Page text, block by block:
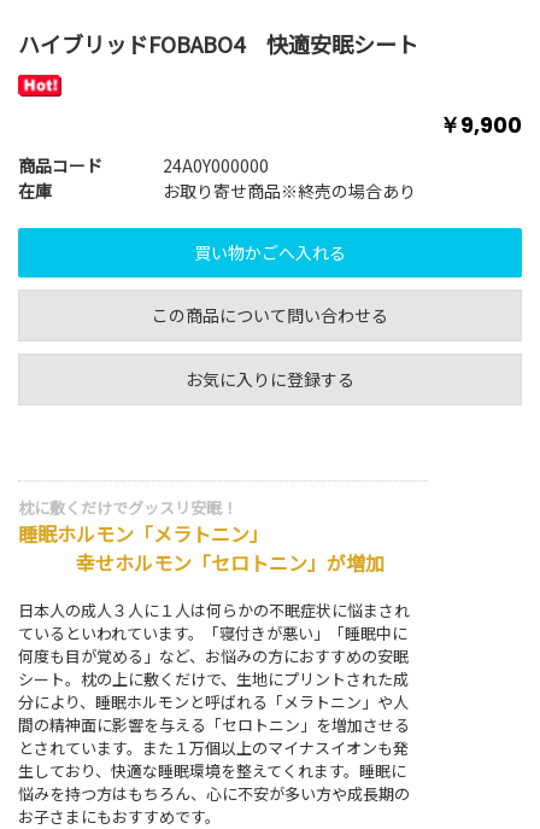
ハイブリッドFOBABO4 快適安眠シート
￥9,900
商品コード
24A0Y000000
在庫
お取り寄せ商品※終売の場合あり
お気に入りに登録する
この商品について問い合わせる
枕に敷くだけでグッスリ安眠！
睡眠ホルモン「メラトニン」
幸せホルモン「セロトニン」が増加
日本人の成人３人に１人は何らかの不眠症状に悩まされ
ているといわれています。「寝付きが悪い」「睡眠中に
何度も目が覚める」など、お悩みの方におすすめの安眠
シート。枕の上に敷くだけで、生地にプリントされた成
分により、睡眠ホルモンと呼ばれる「メラトニン」や人
間の精神面に影響を与える「セロトニン」を増加させる
とされています。また１万個以上のマイナスイオンも発
生しており、快適な睡眠環境を整えてくれます。睡眠に
悩みを持つ方はもちろん、心に不安が多い方や成長期の
お子さまにもおすすめです。